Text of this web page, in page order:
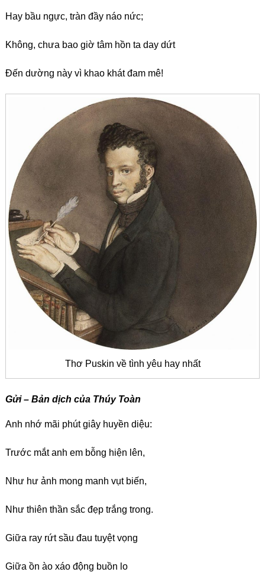
Hay bầu ngực, tràn đầy náo nức;
Không, chưa bao giờ tâm hồn ta day dứt
Đến dường này vì khao khát đam mê!
Thơ Puskin về tình yêu hay nhất
Gửi – Bản dịch của Thúy Toàn
Anh nhớ mãi phút giây huyền diệu:
Trước mắt anh em bỗng hiện lên,
Như hư ảnh mong manh vụt biến,
Như thiên thần sắc đẹp trắng trong.
Giữa ray rứt sầu đau tuyệt vọng
Giữa ồn ào xáo động buồn lo